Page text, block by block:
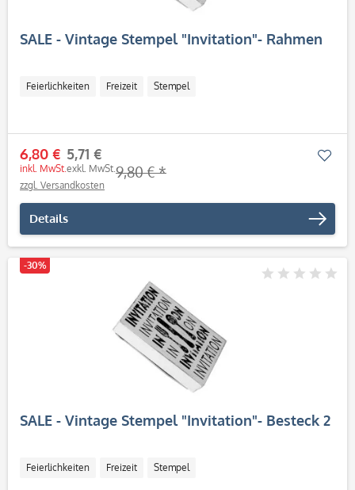
SALE - Vintage Stempel "Invitation"- Rahmen
Feierlichkeiten Freizeit Stempel
6,80 €
inkl. MwSt.
5,71 €
exkl. MwSt.9,80 € *
zzgl. Versandkosten
Details
-30%
SALE - Vintage Stempel "Invitation"- Besteck 2
Feierlichkeiten Freizeit Stempel